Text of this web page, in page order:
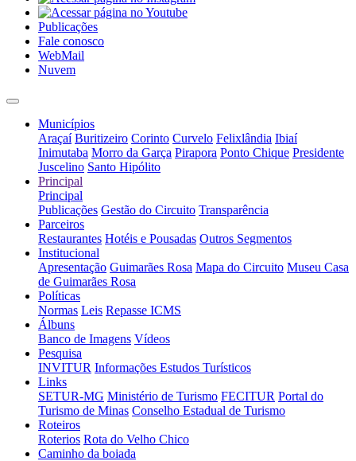
Publicações
Fale conosco
WebMail
Nuvem
Municípios
Araçaí Buritizeiro Corinto Curvelo Felixlândia Ibiaí
Inimutaba Morro da Garça Pirapora Ponto Chique Presidente
Juscelino Santo Hipólito
Principal
Principal
Publicações Gestão do Circuito Transparência
Parceiros
Restaurantes Hotéis e Pousadas Outros Segmentos
Institucional
Apresentação Guimarães Rosa Mapa do Circuito Museu Casa
de Guimarães Rosa
Políticas
Normas Leis Repasse ICMS
Álbuns
Banco de Imagens Vídeos
Pesquisa
INVITUR Informações Estudos Turísticos
Links
SETUR-MG Ministério de Turismo FECITUR Portal do
Turismo de Minas Conselho Estadual de Turismo
Roteiros
Roterios Rota do Velho Chico
Caminho da boiada